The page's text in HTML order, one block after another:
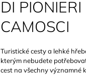
DI PIONIERI
CAMOSCI
Turistické cesty a lehké
kterým nebudete
cest na všechny významné
1 089 Kč